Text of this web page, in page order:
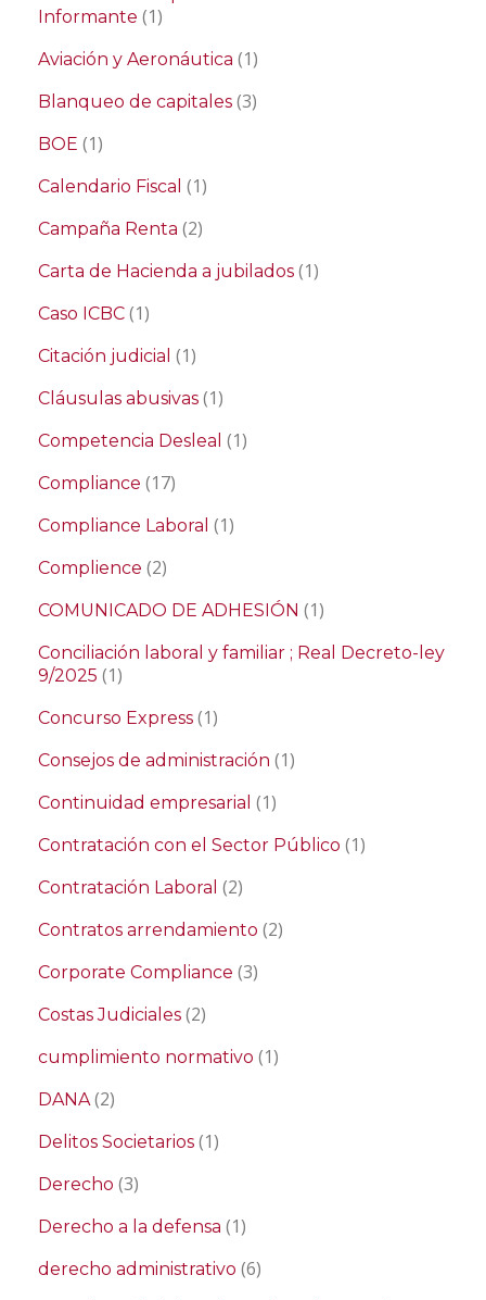
Informante (1)
Aviación y Aeronáutica (1)
Blanqueo de capitales (3)
BOE (1)
Calendario Fiscal (1)
Campaña Renta (2)
Carta de Hacienda a jubilados (1)
Caso ICBC (1)
Citación judicial (1)
Cláusulas abusivas (1)
Competencia Desleal (1)
Compliance (17)
Compliance Laboral (1)
Complience (2)
COMUNICADO DE ADHESIÓN (1)
Conciliación laboral y familiar ; Real Decreto-ley
9/2025 (1)
Concurso Express (1)
Consejos de administración (1)
Continuidad empresarial (1)
Contratación con el Sector Público (1)
Contratación Laboral (2)
Contratos arrendamiento (2)
Corporate Compliance (3)
Costas Judiciales (2)
cumplimiento normativo (1)
DANA(2)
Delitos Societarios (1)
Derecho (3)
Derecho a la defensa (1)
derecho administrativo (6)